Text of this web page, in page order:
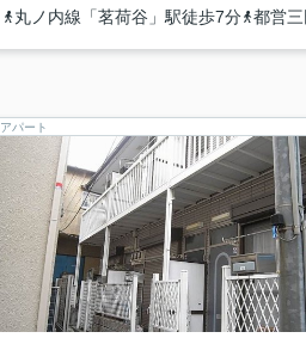
丸ノ内線「茗荷谷」駅徒歩7分
都営三田線「千
アパート